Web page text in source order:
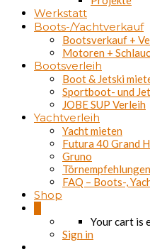
Werkstatt
Boots-/Yachtverkauf
Bootsverkauf +
Motoren +
Bootsverleih
Boot & Jetski
Sportboot- und
JOBE SUP Verleih
Yachtverleih
Yacht mieten
Futura 40 Grand
Gruno
Törnempfehlungen
FAQ – Boots-,
Shop
Your cart is
Sign in